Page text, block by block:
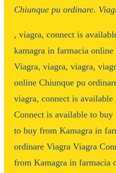
Chiunque pu ordinare.
, viagra, connect is
kamagra in farmacia online
Viagra, viagra, viagra,
online Chiunque pu
viagra, connect is
Connect is available to
to buy from Kamagra in
ordinare Viagra Viagra
from Kamagra in farmacia